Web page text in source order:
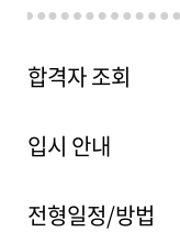
합격자 조회
입시 안내
전형일정/방법